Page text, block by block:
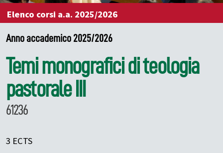
Elenco corsi a.a. 2025/2026
Anno accademico 2025/2026
Temi monografici di teologia
pastorale III
61236
3 ECTS